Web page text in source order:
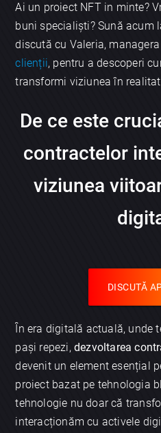
Ai un proiect NFT in minte?
buni specialiști? Sună acum
discută cu Valeria,
clienții, pentru a descoperi
transformi viziunea în
De ce este
contractelor
viziunea
DISCUTĂ
În era digitală actuală, unde
pași repezi,dezvoltarea
devenit un element esențial
proiect bazat pe tehnologia
tehnologie nu doar că
interacționăm cu activele